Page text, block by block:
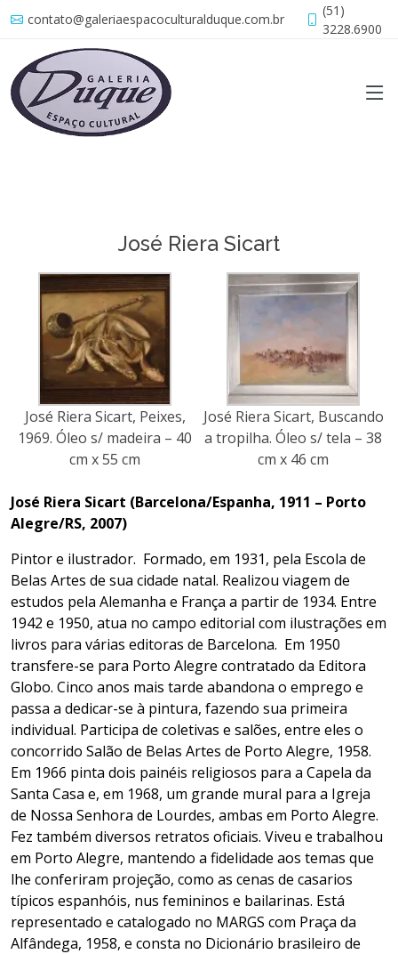
contato@galeriaespacoculturalduque.com.br
(51)
3228.6900
José Riera Sicart
José Riera Sicart, Peixes,
1969. Óleo s/ madeira – 40
cm x 55 cm
José Riera Sicart, Buscando
a tropilha. Óleo s/ tela – 38
cm x 46 cm
José Riera Sicart (Barcelona/Espanha, 1911 – Porto
Alegre/RS, 2007)
Pintor e ilustrador. Formado, em 1931, pela Escola de
Belas Artes de sua cidade natal. Realizou viagem de
estudos pela Alemanha e França a partir de 1934. Entre
1942 e 1950, atua no campo editorial com ilustrações em
livros para várias editoras de Barcelona. Em 1950
transfere-se para Porto Alegre contratado da Editora
Globo. Cinco anos mais tarde abandona o emprego e
passa a dedicar-se à pintura, fazendo sua primeira
individual. Participa de coletivas e salões, entre eles o
concorrido Salão de Belas Artes de Porto Alegre, 1958.
Em 1966 pinta dois painéis religiosos para a Capela da
Santa Casa e, em 1968, um grande mural para a Igreja
de Nossa Senhora de Lourdes, ambas em Porto Alegre.
Fez também diversos retratos oficiais. Viveu e trabalhou
em Porto Alegre, mantendo a fidelidade aos temas que
lhe conferiram projeção, como as cenas de casarios
típicos espanhóis, nus femininos e bailarinas. Está
representado e catalogado no MARGS com Praça da
Alfândega, 1958, e consta no Dicionário brasileiro de